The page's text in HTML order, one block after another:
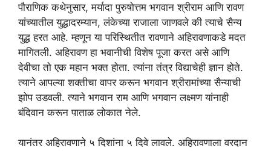
पौराणिक कथेनुसार, मर्यादा पुरुषोत्तम भगवान श्रीराम आणि रावण
यांच्यातील युद्धादरम्यान, लंकेच्या राजाला जाणवले की त्याचे सैन्य
युद्ध हरत आहे. म्हणून या परिस्थितीत रावणाने अहिरावणाकडे मदत
मागितली. अहिरावण हा भवानीची विशेष पूजा करत असे आणि
देवीचा तो एक महान भक्त होता. त्यांना तंत्र विद्याचेही ज्ञान होते.
त्याने आपल्या शक्तीचा वापर करून भगवान श्रीरामांच्या सैन्याची
झोप उडवली. त्याने भगवान राम आणि भगवान लक्ष्मण यांनाही
बंदिवान करून पाताळ लोकात नेले.
यानंतर अहिरावणाने ५ दिशांना ५ दिवे लावले. अहिरावणाला वरदान